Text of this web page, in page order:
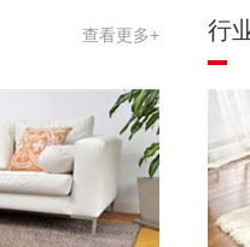
查看更多+ 行